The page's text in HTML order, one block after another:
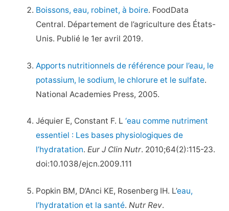
Boissons, eau, robinet, à boire. FoodData
Central. Département de l’agriculture des États-
Unis. Publié le 1er avril 2019.
Apports nutritionnels de référence pour l’eau, le
potassium, le sodium, le chlorure et le sulfate.
National Academies Press, 2005.
Jéquier E, Constant F. L‘eau comme nutriment
essentiel : Les bases physiologiques de
l’hydratation.Eur J Clin Nutr. 2010;64(2):115-23.
doi:10.1038/ejcn.2009.111
Popkin BM, D’Anci KE, Rosenberg IH. L’eau,
l’hydratation et la santé.Nutr Rev.